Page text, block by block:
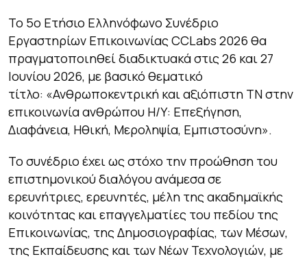
Το 5ο Ετήσιο Ελληνόφωνο Συνέδριο
Εργαστηρίων Επικοινωνίας CCLabs 2026 θα
πραγματοποιηθεί διαδικτυακά στις 26 και 27
Ιουνίου 2026, με βασικό θεματικό
τίτλο: «Ανθρωποκεντρική και αξιόπιστη ΤΝ στην
επικοινωνία ανθρώπου Η/Υ: Επεξήγηση,
Διαφάνεια, Ηθική, Μεροληψία, Εμπιστοσύνη».
Το συνέδριο έχει ως στόχο την προώθηση του
επιστημονικού διαλόγου ανάμεσα σε
ερευνήτριες, ερευνητές, μέλη της ακαδημαϊκής
κοινότητας και επαγγελματίες του πεδίου της
Επικοινωνίας, της Δημοσιογραφίας, των Μέσων,
της Εκπαίδευσης και των Νέων Τεχνολογιών, με